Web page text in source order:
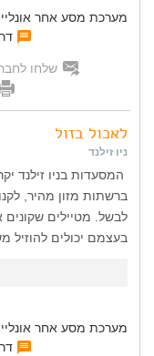
מערכת מסע אחר
שלחו
לאכול בזול
ניו זילנד
המסעדות בניו זילנד
ברשתות מזון מהיר,
לבשל. מטיילים
בעצמם יכולים להוזיל
מערכת מסע אחר